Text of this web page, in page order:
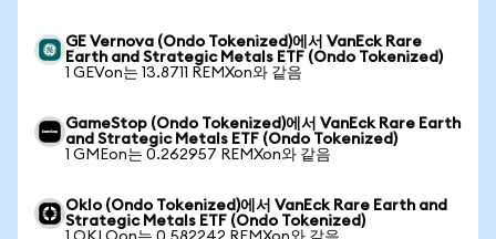
GE Vernova (Ondo Tokenized)에서 VanEck Rare
Earth and Strategic Metals ETF (Ondo Tokenized)
1 GEVon는 13.8711 REMXon와 같음
GameStop (Ondo Tokenized)에서 VanEck Rare Earth
and Strategic Metals ETF (Ondo Tokenized)
1 GMEon는 0.262957 REMXon와 같음
Oklo (Ondo Tokenized)에서 VanEck Rare Earth and
Strategic Metals ETF (Ondo Tokenized)